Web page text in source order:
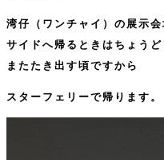
湾仔（ワンチャイ）の展示
サイドへ帰るときはちょう
またたき出す頃ですから
スターフェリーで帰ります。